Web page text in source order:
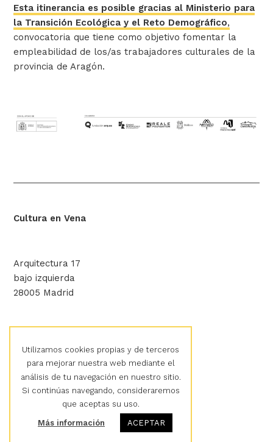
Esta itinerancia es posible gracias al Ministerio para
la Transición Ecológica y el Reto Demográfico,
convocatoria que tiene como objetivo fomentar la
empleabilidad de los/as trabajadores culturales de la
provincia de Aragón.
Cultura en Vena
Arquitectura 17
bajo izquierda
28005 Madrid
Aviso legal
Política de privacidad
Política de cookies
Utilizamos cookies propias y de terceros
para mejorar nuestra web mediante el
análisis de tu navegación en nuestro sitio.
Si continúas navegando, consideraremos
que aceptas su uso.
Más información ACEPTAR